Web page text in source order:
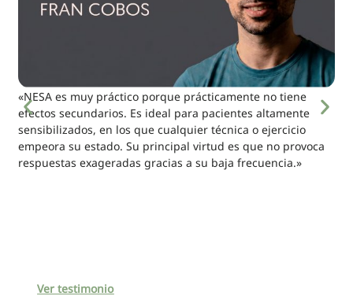
«NESA es muy práctico porque prácticamente no tiene
efectos secundarios. Es ideal para pacientes altamente
sensibilizados, en los que cualquier técnica o ejercicio
empeora su estado. Su principal virtud es que no provoca
respuestas exageradas gracias a su baja frecuencia.»
Ver testimonio